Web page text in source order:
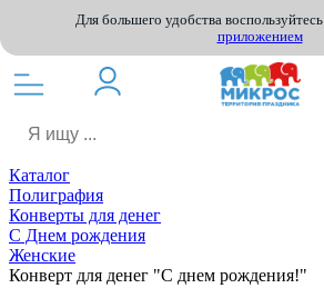
Для большего удобства воспользуйтесь
приложением
Каталог
Полиграфия
Конверты для денег
С Днем рождения
Женские
Конверт для денег "С днем рождения!"